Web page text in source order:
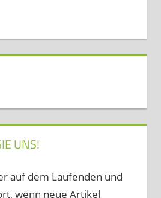
UNS!
auf dem Laufenden und
wenn neue Artikel